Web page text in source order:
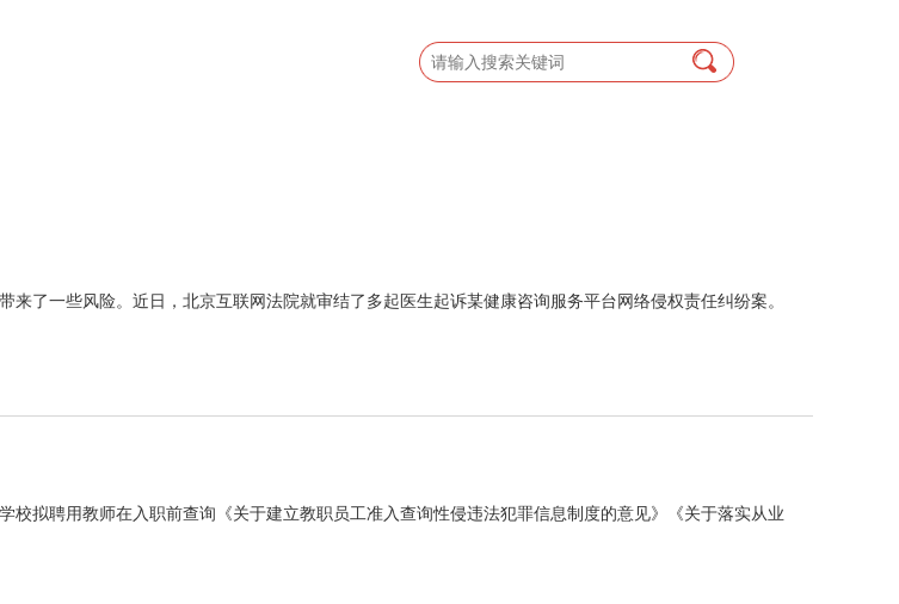
了一些风险。近日，北京互联网法院就审结了多起医生起诉某健康咨询服务平台网络侵权责任纠纷案。
拟聘用教师在入职前查询《关于建立教职员工准入查询性侵违法犯罪信息制度的意见》《关于落实从业